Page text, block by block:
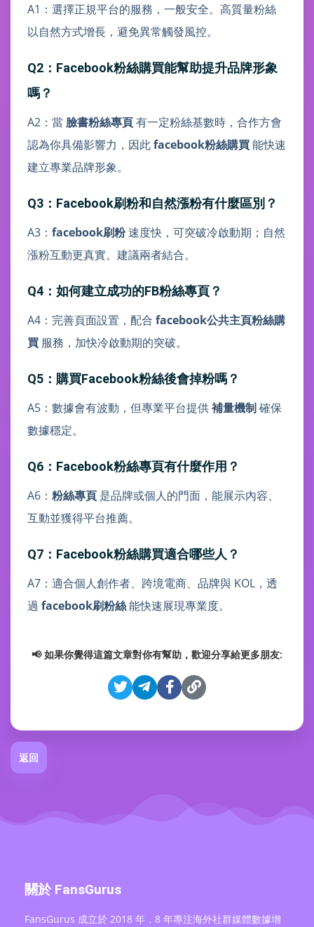
A1：選擇正規平台的服務，一般安全。高質量粉絲
以自然方式增長，避免異常觸發風控。
Q2：Facebook粉絲購買能幫助提升品牌形象
嗎？
A2：當 臉書粉絲專頁有一定粉絲基數時，合作方會
認為你具備影響力，因此facebook粉絲購買能快速
建立專業品牌形象。
Q3：Facebook刷粉和自然漲粉有什麼區別？
A3： facebook刷粉速度快，可突破冷啟動期；自然
漲粉互動更真實。建議兩者結合。
Q4：如何建立成功的FB粉絲專頁？
A4：完善頁面設置，配合 facebook公共主頁粉絲購
買 服務，加快冷啟動期的突破。
Q5：購買Facebook粉絲後會掉粉嗎？
A5：數據會有波動，但專業平台提供補量機制確保
數據穩定。
Q6：Facebook粉絲專頁有什麼作用？
A6： 粉絲專頁 是品牌或個人的門面，能展示內容、
互動並獲得平台推薦。
Q7：Facebook粉絲購買適合哪些人？
A7：適合個人創作者、跨境電商、品牌與 KOL，透
過 facebook刷粉絲能快速展現專業度。
📢 如果你覺得這篇文章對你有幫助，歡迎分享給更多朋友:
返回
關於 FansGurus
FansGurus 成立於 2018 年，8 年專注海外社群媒體數據增